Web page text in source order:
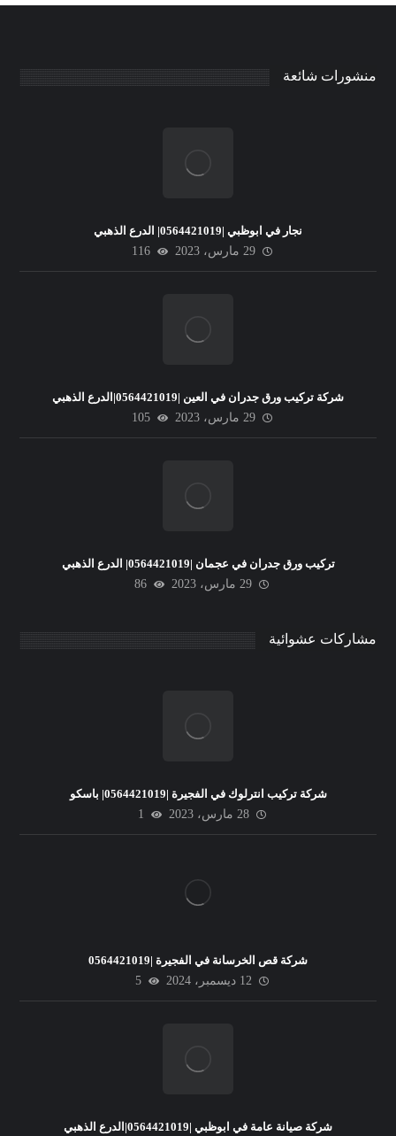
منشورات شائعة
نجار في ابوظبي |0564421019| الدرع الذهبي
29 مارس، 2023
116
شركة تركيب ورق جدران في العين |0564421019|الدرع الذهبي
29 مارس، 2023
105
تركيب ورق جدران في عجمان |0564421019| الدرع الذهبي
29 مارس، 2023
86
مشاركات عشوائية
شركة تركيب انترلوك في الفجيرة |0564421019| باسكو
28 مارس، 2023
1
شركة قص الخرسانة في الفجيرة |0564421019
12 ديسمبر، 2024
5
شركة صيانة عامة في ابوظبي |0564421019|الدرع الذهبي